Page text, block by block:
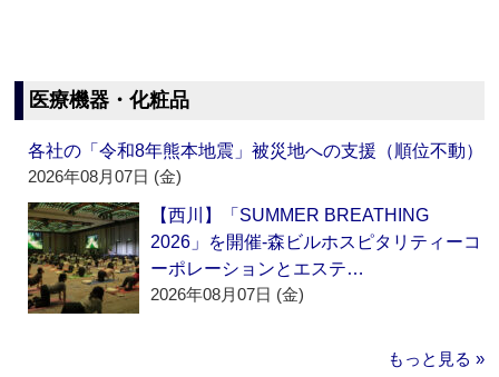
医療機器・化粧品
各社の「令和8年熊本地震」被災地への支援（順位不動）
2026年08月07日 (金)
【西川】「SUMMER BREATHING
2026」を開催‐森ビルホスピタリティーコ
ーポレーションとエステ…
2026年08月07日 (金)
もっと見る »